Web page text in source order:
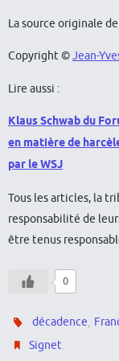
La source originale
Copyright ©Jean-
Lire aussi :
Klaus Schwab du
en matière de
par le WSJ
Tous les articles, la
responsabilité de
être tenus
0
décadence,
Signet.